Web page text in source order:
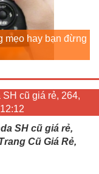
mẹo hay bạn đừng
cũ giá rẻ, 264,
SH cũ giá rẻ,
Cũ Giá Rẻ,